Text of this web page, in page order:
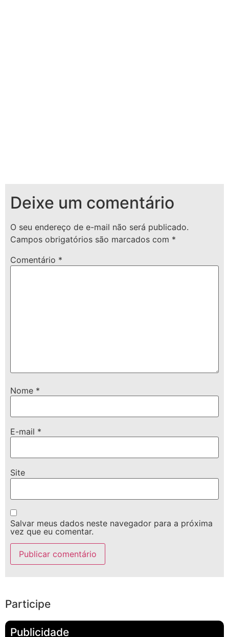
Deixe um comentário
O seu endereço de e-mail não será publicado.
Campos obrigatórios são marcados com *
Comentário *
Nome *
E-mail *
Site
Salvar meus dados neste navegador para a próxima
vez que eu comentar.
Participe
Publicidade